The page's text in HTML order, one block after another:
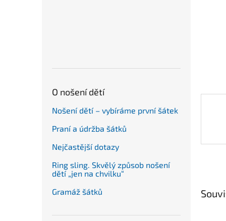
O nošení dětí
Nošení dětí – vybíráme první šátek
Praní a údržba šátků
Nejčastější dotazy
Ring sling. Skvělý způsob nošení
dětí „jen na chvilku“
Gramáž šátků